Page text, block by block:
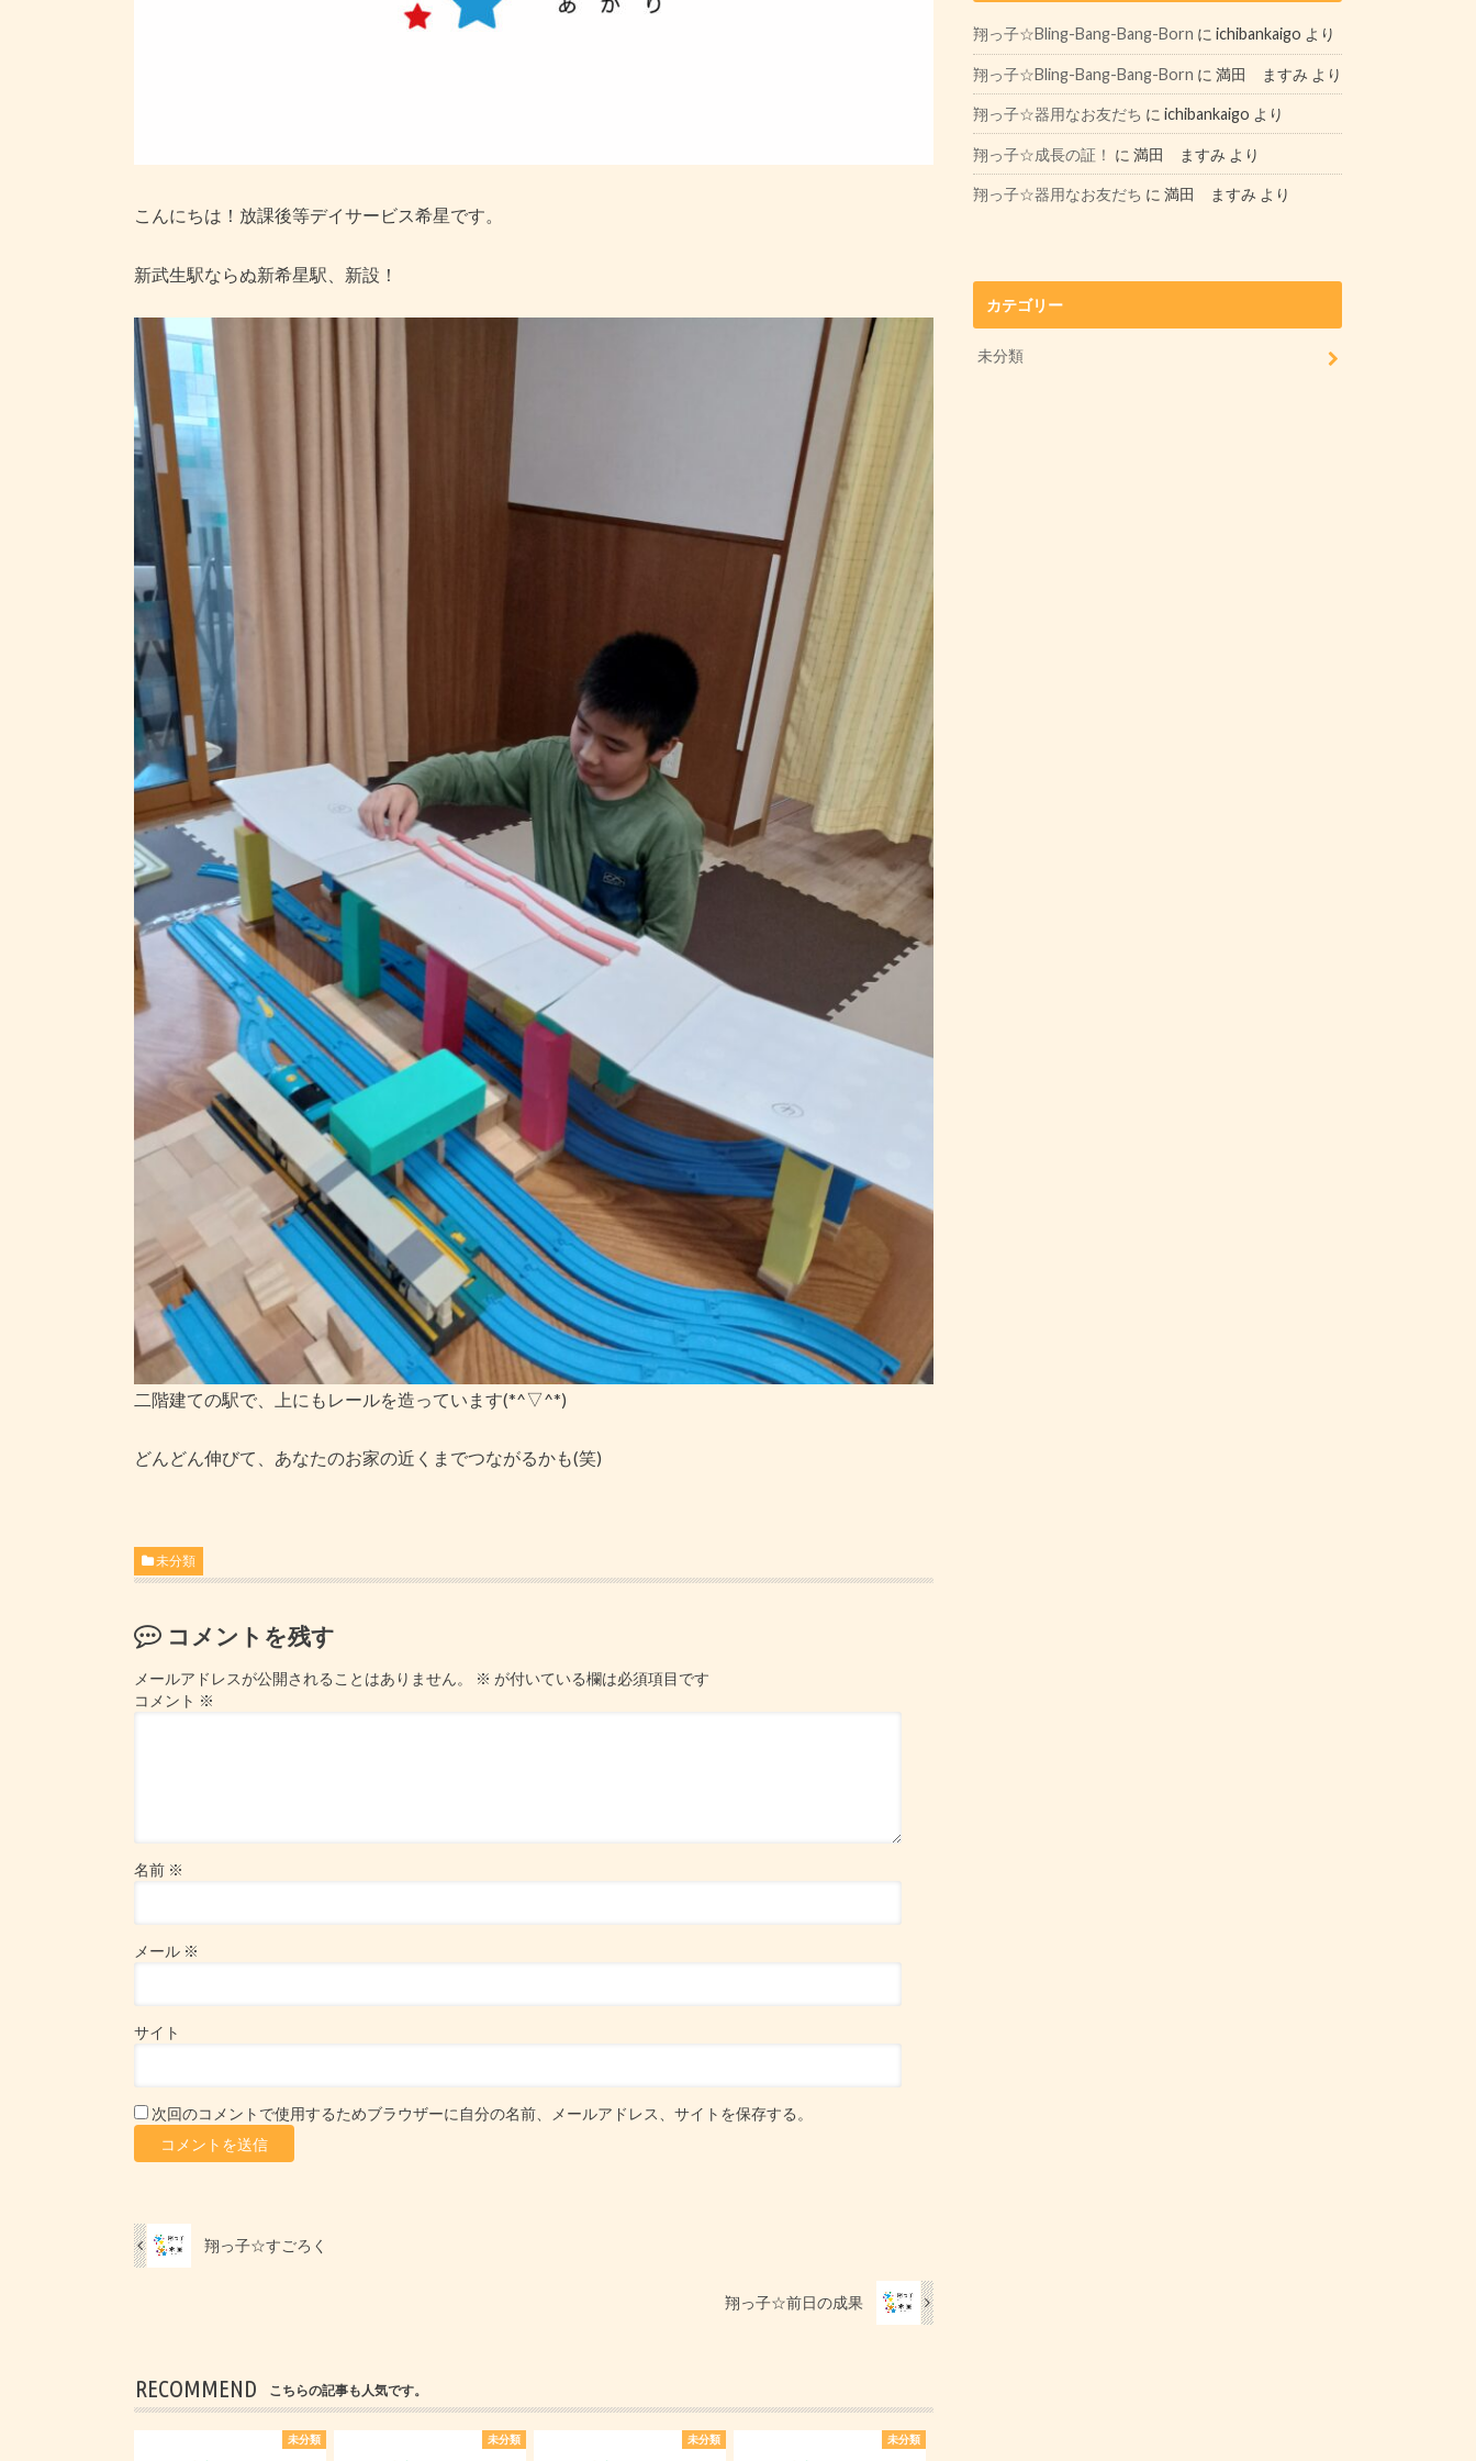
こんにちは！放課後等デイサービス希星です。
新武生駅ならぬ新希星駅、新設！
二階建ての駅で、上にもレールを造っています(*^▽^*)
どんどん伸びて、あなたのお家の近くまでつながるかも(笑)
未分類
コメントを残す
メールアドレスが公開されることはありません。 ※ が付いている欄は必須項目です
コメント ※
名前 ※
メール ※
サイト
次回のコメントで使用するためブラウザーに自分の名前、メールアドレス、サイトを保存する。
翔っ子☆すごろく
翔っ子☆前日の成果
RECOMMEND こちらの記事も人気です。
未分類 未分類 未分類 未分類
翔っ子☆Bling-Bang-Bang-Born に ichibankaigo より
翔っ子☆Bling-Bang-Bang-Born に 満田 ますみ より
翔っ子☆器用なお友だち に ichibankaigo より
翔っ子☆成長の証！ に 満田 ますみ より
翔っ子☆器用なお友だち に 満田 ますみ より
カテゴリー
未分類